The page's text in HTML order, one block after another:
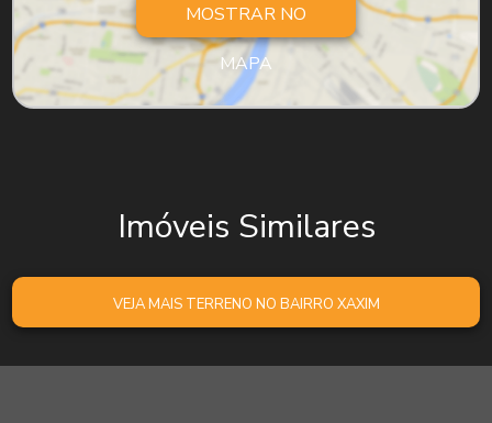
MOSTRAR NO
MAPA
Imóveis Similares
VEJA MAIS TERRENO NO BAIRRO XAXIM